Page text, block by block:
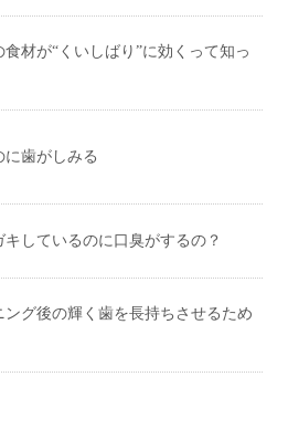
食材が“くいしばり”に効くって知っ
に歯がしみる
キしているのに口臭がするの？
ング後の輝く歯を長持ちさせるため